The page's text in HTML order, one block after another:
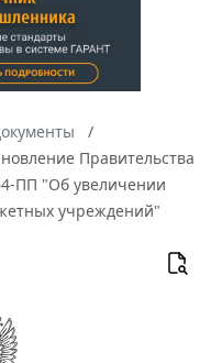
Правительства
ПП "Об увеличении
учреждений"